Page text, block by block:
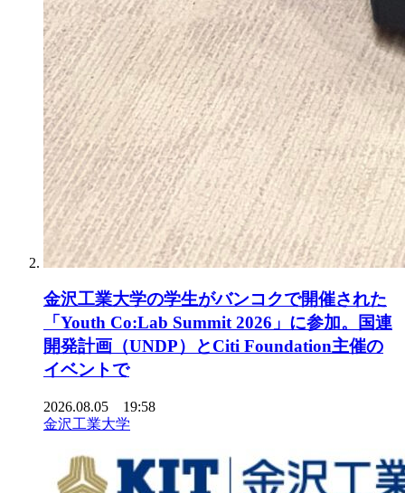
金沢工業大学の学生がバンコクで開催された
「Youth Co:Lab Summit 2026」に参加。国連
開発計画（UNDP）とCiti Foundation主催の
イベントで
2026.08.05 19:58
金沢工業大学